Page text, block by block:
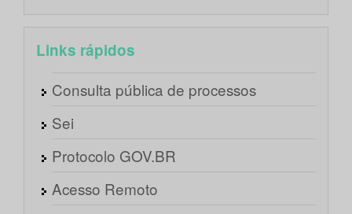
Links rápidos
Consulta pública de processos
Sei
Protocolo GOV.BR
Acesso Remoto